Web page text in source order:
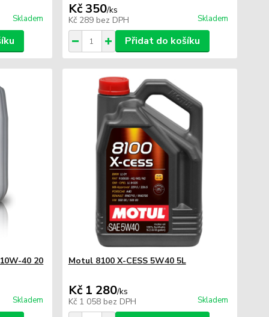
Skladem
Kč 350/ks
Kč 289 bez DPH Skladem
Přidat do košíku
40 20
Skladem
Motul 8100 X-CESS 5W40 5L
Kč 1 280/ks
Kč 1 058 bez DPH Skladem